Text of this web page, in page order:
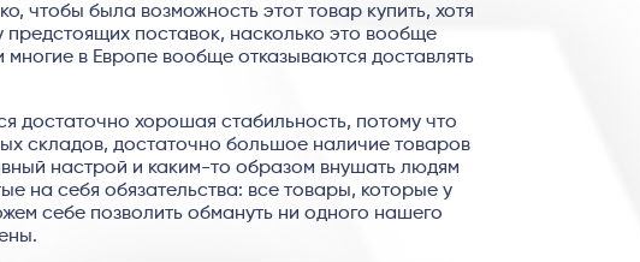
чтобы была возможность этот товар купить, хотя
поставок, насколько это вообще
в Европе вообще отказываются доставлять
достаточно хорошая стабильность, потому что
складов, достаточно большое наличие товаров
настрой и каким-то образом внушать людям
на себя обязательства: все товары, которые у
себе позволить обмануть ни одного нашего